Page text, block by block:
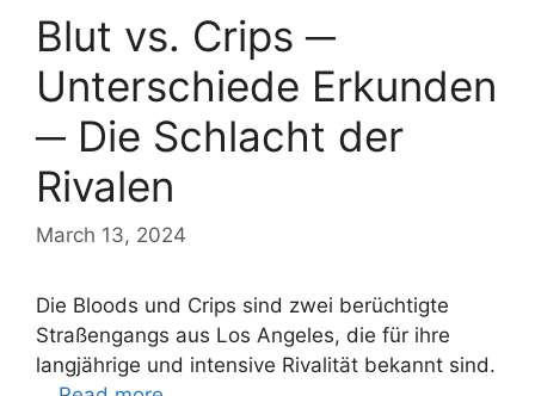
Blut vs. Crips ─
Unterschiede Erkunden
─ Die Schlacht der
Rivalen
March 13, 2024
Die Bloods und Crips sind zwei berüchtigte
Straßengangs aus Los Angeles, die für ihre
langjährige und intensive Rivalität bekannt sind.